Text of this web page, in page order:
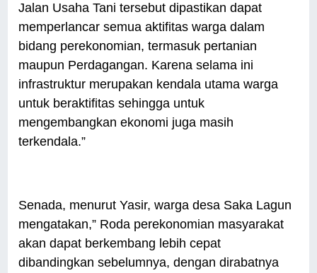
Jalan Usaha Tani tersebut dipastikan dapat
memperlancar semua aktifitas warga dalam
bidang perekonomian, termasuk pertanian
maupun Perdagangan. Karena selama ini
infrastruktur merupakan kendala utama warga
untuk beraktifitas sehingga untuk
mengembangkan ekonomi juga masih
terkendala.”
Senada, menurut Yasir, warga desa Saka Lagun
mengatakan,” Roda perekonomian masyarakat
akan dapat berkembang lebih cepat
dibandingkan sebelumnya, dengan dirabatnya